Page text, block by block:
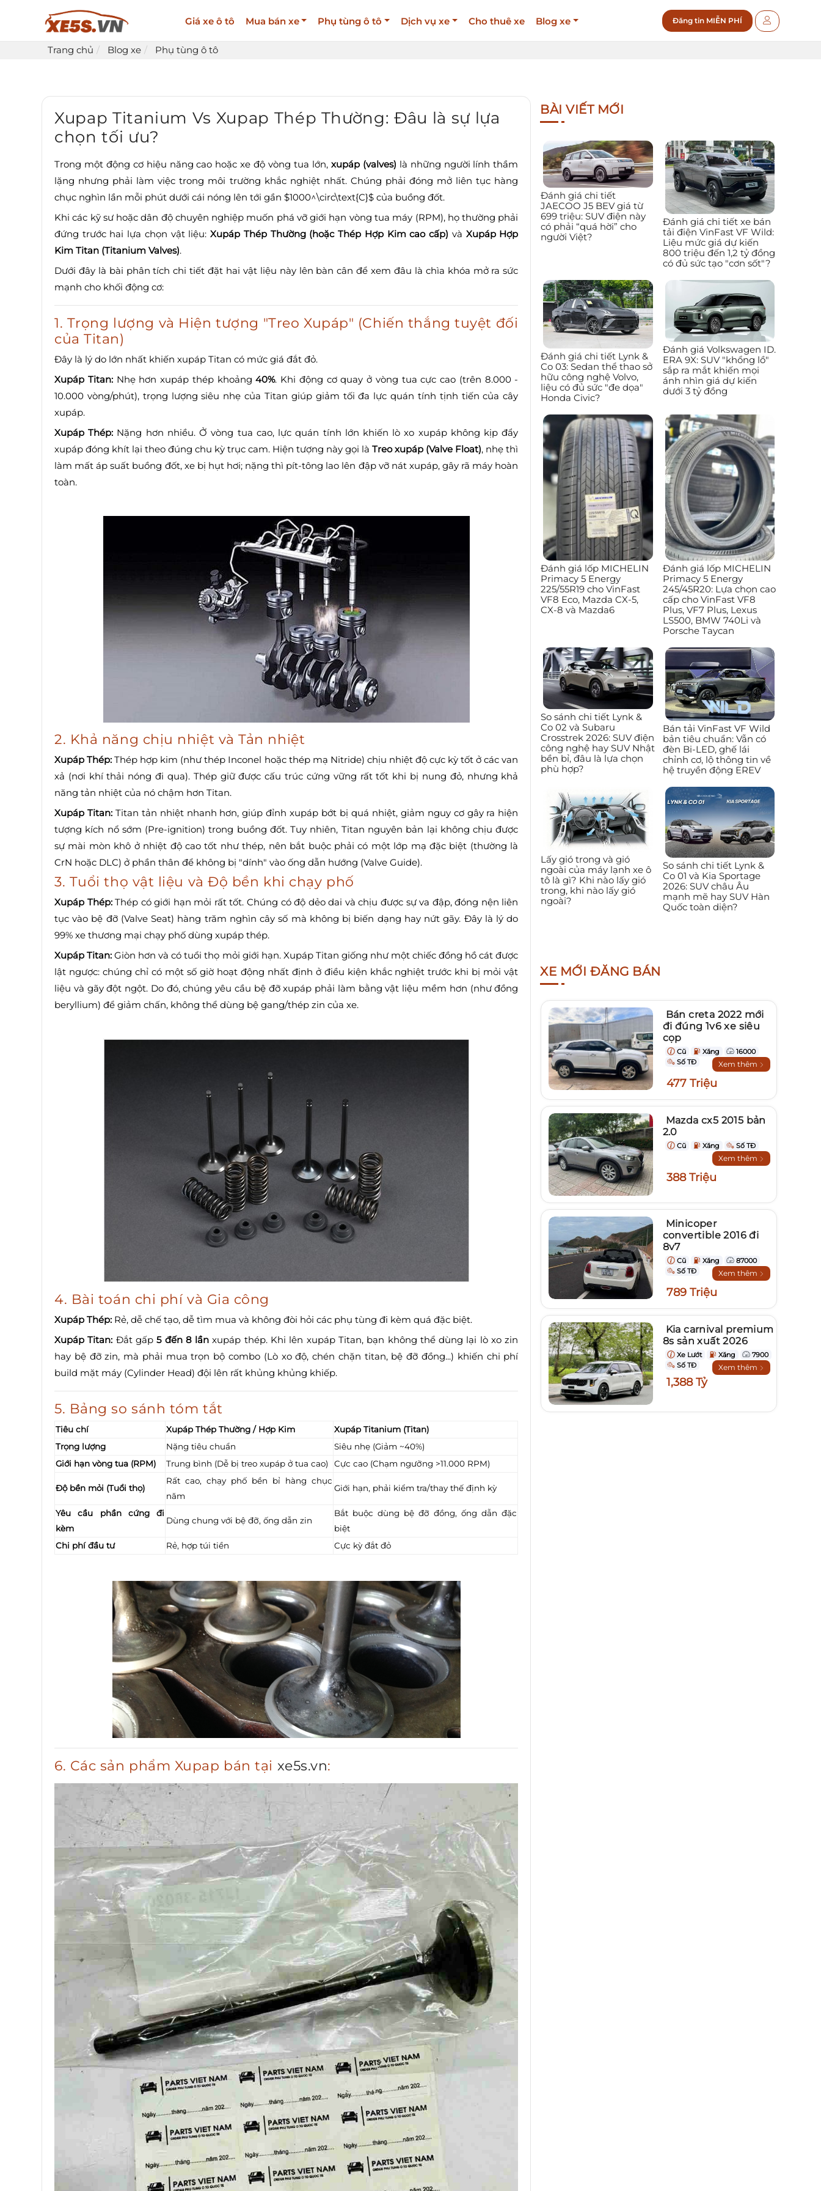
Giá xe ô tô Mua bán xe Phụ tùng ô tô Dịch vụ xe Cho thuê xe Blog xe Đăng tin MIỄN PHÍ
Trang chủ Blog xe Phụ tùng ô tô
Xupap Titanium Vs Xupap Thép Thường: Đâu là sự lựa
chọn tối ưu?
Trong một động cơ hiệu năng cao hoặc xe độ vòng tua lớn, xupáp (valves) là những người lính thầm
lặng nhưng phải làm việc trong môi trường khắc nghiệt nhất. Chúng phải đóng mở liên tục hàng
chục nghìn lần mỗi phút dưới cái nóng lên tới gần $1000^\circ\text{C}$ của buồng đốt.
Khi các kỹ sư hoặc dân độ chuyên nghiệp muốn phá vỡ giới hạn vòng tua máy (RPM), họ thường phải
đứng trước hai lựa chọn vật liệu:Xupáp Thép Thường (hoặc Thép Hợp Kim cao cấp) và Xupáp Hợp
Kim Titan (Titanium Valves).
Dưới đây là bài phân tích chi tiết đặt hai vật liệu này lên bàn cân để xem đâu là chìa khóa mở ra sức
mạnh cho khối động cơ:
1. Trọng lượng và Hiện tượng "Treo Xupáp" (Chiến thắng tuyệt đối
của Titan)
Đây là lý do lớn nhất khiến xupáp Titan có mức giá đắt đỏ.
Xupáp Titan:Nhẹ hơn xupáp thép khoảng40%. Khi động cơ quay ở vòng tua cực cao (trên 8.000 -
10.000 vòng/phút), trọng lượng siêu nhẹ của Titan giúp giảm tối đa lực quán tính tịnh tiến của cây
xupáp.
Xupáp Thép: Nặng hơn nhiều. Ở vòng tua cao, lực quán tính lớn khiến lò xo xupáp không kịp đẩy
xupáp đóng khít lại theo đúng chu kỳ trục cam. Hiện tượng này gọi làTreo xupáp (Valve Float), nhẹ thì
làm mất áp suất buồng đốt, xe bị hụt hơi; nặng thì pít-tông lao lên đập vỡ nát xupáp, gây rã máy hoàn
toàn.
2. Khả năng chịu nhiệt và Tản nhiệt
Xupáp Thép: Thép hợp kim (như thép Inconel hoặc thép mạ Nitride) chịu nhiệt độ cực kỳ tốt ở các van
xả (nơi khí thải nóng đi qua). Thép giữ được cấu trúc cứng vững rất tốt khi bị nung đỏ, nhưng khả
năng tản nhiệt của nó chậm hơn Titan.
Xupáp Titan:Titan tản nhiệt nhanh hơn, giúp đỉnh xupáp bớt bị quá nhiệt, giảm nguy cơ gây ra hiện
tượng kích nổ sớm (Pre-ignition) trong buồng đốt. Tuy nhiên, Titan nguyên bản lại không chịu được
sự mài mòn khô ở nhiệt độ cao tốt như thép, nên bắt buộc phải có một lớp mạ đặc biệt (thường là
CrN hoặc DLC) ở phần thân để không bị "dính" vào ống dẫn hướng (Valve Guide).
3. Tuổi thọ vật liệu và Độ bền khi chạy phố
Xupáp Thép:Thép có giới hạn mỏi rất tốt. Chúng có độ dẻo dai và chịu được sự va đập, đóng nện liên
tục vào bệ đỡ (Valve Seat) hàng trăm nghìn cây số mà không bị biến dạng hay nứt gãy. Đây là lý do
99% xe thương mại chạy phố dùng xupáp thép.
Xupáp Titan: Giòn hơn và có tuổi thọ mỏi giới hạn. Xupáp Titan giống như một chiếc đồng hồ cát được
lật ngược: chúng chỉ có một số giờ hoạt động nhất định ở điều kiện khắc nghiệt trước khi bị mỏi vật
liệu và gãy đột ngột. Do đó, chúng yêu cầu bệ đỡ xupáp phải làm bằng vật liệu mềm hơn (như đồng
beryllium) để giảm chấn, không thể dùng bệ gang/thép zin của xe.
4. Bài toán chi phí và Gia công
Xupáp Thép: Rẻ, dễ chế tạo, dễ tìm mua và không đòi hỏi các phụ tùng đi kèm quá đặc biệt.
Xupáp Titan: Đắt gấp5 đến 8 lần xupáp thép. Khi lên xupáp Titan, bạn không thể dùng lại lò xo zin
hay bệ đỡ zin, mà phải mua trọn bộ combo (Lò xo độ, chén chặn titan, bệ đỡ đồng...) khiến chi phí
build mặt máy (Cylinder Head) đội lên rất khủng khủng khiếp.
5. Bảng so sánh tóm tắt
Tiêu chí Xupáp Thép Thường / Hợp Kim
Xupáp Titanium (Titan)
Trọng lượng
Nặng tiêu chuẩn
Siêu nhẹ (Giảm ~40%)
Giới hạn vòng tua (RPM)
Trung bình (Dễ bị treo xupáp ở tua cao) Cực cao (Chạm ngưỡng >11.000 RPM)
Độ bền mỏi (Tuổi thọ)
Rất cao, chạy phố bền bỉ hàng chục
năm
Giới hạn, phải kiểm tra/thay thế định kỳ
Yêu cầu phần cứng đi
kèm
Dùng chung với bệ đỡ, ống dẫn zin
Bắt buộc dùng bệ đỡ đồng, ống dẫn đặc
biệt
Chi phí đầu tư
Rẻ, hợp túi tiền Cực kỳ đắt đỏ
6. Các sản phẩm Xupap bán tại xe5s.vn:
BÀI VIẾT MỚI
Đánh giá chi tiết
JAECOO J5 BEV giá từ
699 triệu: SUV điện này
có phải “quá hời” cho
người Việt?
Đánh giá chi tiết xe bán
tải điện VinFast VF Wild:
Liệu mức giá dự kiến
800 triệu đến 1,2 tỷ đồng
có đủ sức tạo "cơn sốt"?
Đánh giá chi tiết Lynk &
Co 03: Sedan thể thao sở
hữu công nghệ Volvo,
liệu có đủ sức "đe dọa"
Honda Civic?
Đánh giá Volkswagen ID.
ERA 9X: SUV "khổng lồ"
sắp ra mắt khiến mọi
ánh nhìn giá dự kiến
dưới 3 tỷ đồng
Đánh giá lốp MICHELIN
Primacy 5 Energy
225/55R19 cho VinFast
VF8 Eco, Mazda CX-5,
CX-8 và Mazda6
Đánh giá lốp MICHELIN
Primacy 5 Energy
245/45R20: Lựa chọn cao
cấp cho VinFast VF8
Plus, VF7 Plus, Lexus
LS500, BMW 740Li và
Porsche Taycan
So sánh chi tiết Lynk &
Co 02 và Subaru
Crosstrek 2026: SUV điện
công nghệ hay SUV Nhật
bền bỉ, đâu là lựa chọn
phù hợp?
Bán tải VinFast VF Wild
bản tiêu chuẩn: Vẫn có
đèn Bi-LED, ghế lái
chỉnh cơ, lộ thông tin về
hệ truyền động EREV
Lấy gió trong và gió
ngoài của máy lạnh xe ô
tô là gì? Khi nào lấy gió
trong, khi nào lấy gió
ngoài?
So sánh chi tiết Lynk &
Co 01 và Kia Sportage
2026: SUV châu Âu
mạnh mẽ hay SUV Hàn
Quốc toàn diện?
XE MỚI ĐĂNG BÁN
Bán creta 2022 mới
đi đúng 1v6 xe siêu
cọp
Cũ Xăng
16000
Số TĐ
Xem thêm
477 Triệu
Mazda cx5 2015 bản
2.0
Cũ Xăng Số TĐ
Xem thêm
388 Triệu
Minicoper
convertible 2016 đi
8v7
Cũ Xăng
87000
Số TĐ
Xem thêm
789 Triệu
Kia carnival premium
8s sản xuất 2026
Xe Lướt Xăng
7900
Số TĐ
Xem thêm
1,388 Tỷ